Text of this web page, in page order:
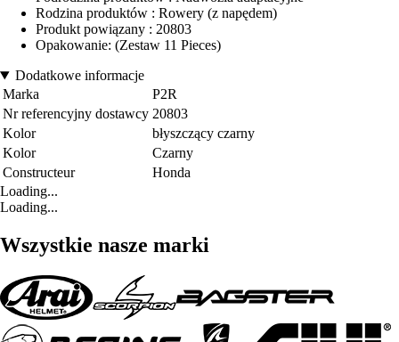
Rodzina produktów : Rowery (z napędem)
Produkt powiązany : 20803
Opakowanie: (Zestaw 11 Pieces)
Dodatkowe informacje
Marka
P2R
Nr referencyjny dostawcy 20803
Kolor
błyszczący czarny
Kolor
Czarny
Constructeur
Honda
Loading...
Loading...
Wszystkie nasze marki